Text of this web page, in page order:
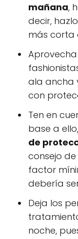
mañana,
decir,
más corta
ala ancha
con
Ten en
base a
de
consejo
factor
debería ser
Deja los
noche,